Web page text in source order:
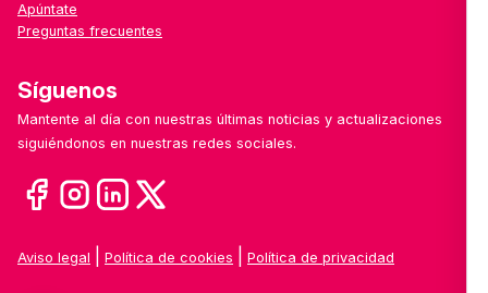
Apúntate
Preguntas frecuentes
Síguenos
Mantente al día con nuestras últimas noticias y actualizaciones
siguiéndonos en nuestras redes sociales.
Aviso legal Política de cookies Política de privacidad